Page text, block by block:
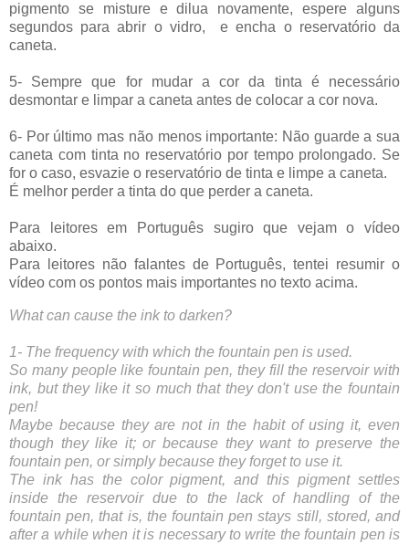
pigmento se misture e dilua novamente, espere alguns
segundos para abrir o vidro,  e encha o reservatório da
caneta.
5- Sempre que for mudar a cor da tinta é necessário
desmontar e limpar a caneta antes de colocar a cor nova.
6- Por último mas não menos importante: Não guarde a sua
caneta com tinta no reservatório por tempo prolongado. Se
for o caso, esvazie o reservatório de tinta e limpe a caneta.
É melhor perder a tinta do que perder a caneta.
Para leitores em Português sugiro que vejam o vídeo
abaixo.
Para leitores não falantes de Português, tentei resumir o
vídeo com os pontos mais importantes no texto acima.
What can cause the ink to darken?
1- The frequency with which the fountain pen is used.
So many people like fountain pen, they fill the reservoir with
ink, but they like it so much that they don't use the fountain
pen!
Maybe because they are not in the habit of using it, even
though they like it; or because they want to preserve the
fountain pen, or simply because they forget to use it.
The ink has the color pigment, and this pigment settles
inside the reservoir due to the lack of handling of the
fountain pen, that is, the fountain pen stays still, stored, and
after a while when it is necessary to write the fountain pen is